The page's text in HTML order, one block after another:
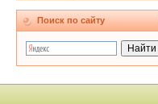
Поиск по сайту